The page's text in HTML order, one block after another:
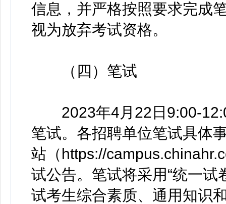
信息，并严格按照要求完成
视为放弃考试资格。
（四）笔试
2023年4月22日9:00-
笔试。各招聘单位笔试具体
站（https://
试公告。笔试将采用“统一试
试考生综合素质、通用知识